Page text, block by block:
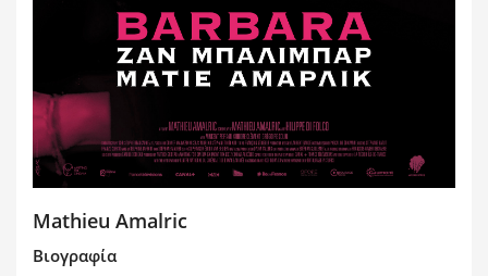
Mathieu Amalric
Βιογραφία